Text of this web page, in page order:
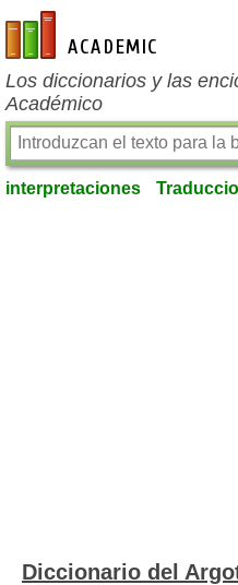
es-academic.com
Los diccionarios y las
Académico
interpretaciones
Diccionario del